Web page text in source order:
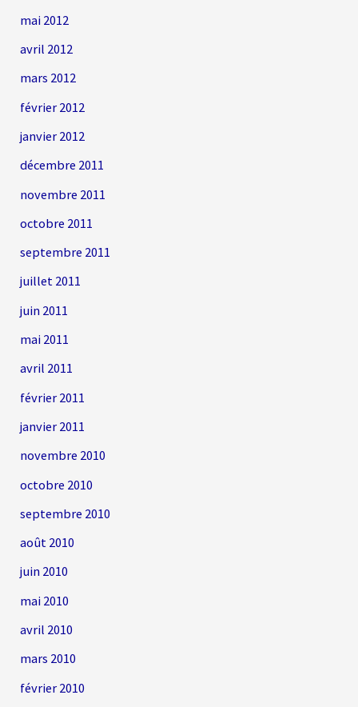
mai 2012
avril 2012
mars 2012
février 2012
janvier 2012
décembre 2011
novembre 2011
octobre 2011
septembre 2011
juillet 2011
juin 2011
mai 2011
avril 2011
février 2011
janvier 2011
novembre 2010
octobre 2010
septembre 2010
août 2010
juin 2010
mai 2010
avril 2010
mars 2010
février 2010